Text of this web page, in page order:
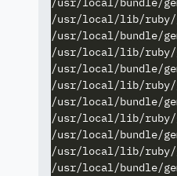
/usr/local/lib/ruby/
/usr/local/bundle/
/usr/local/lib/ruby/
/usr/local/bundle/
/usr/local/lib/ruby/
/usr/local/bundle/
/usr/local/lib/ruby/
/usr/local/bundle/
/usr/local/lib/ruby/
/usr/local/bundle/